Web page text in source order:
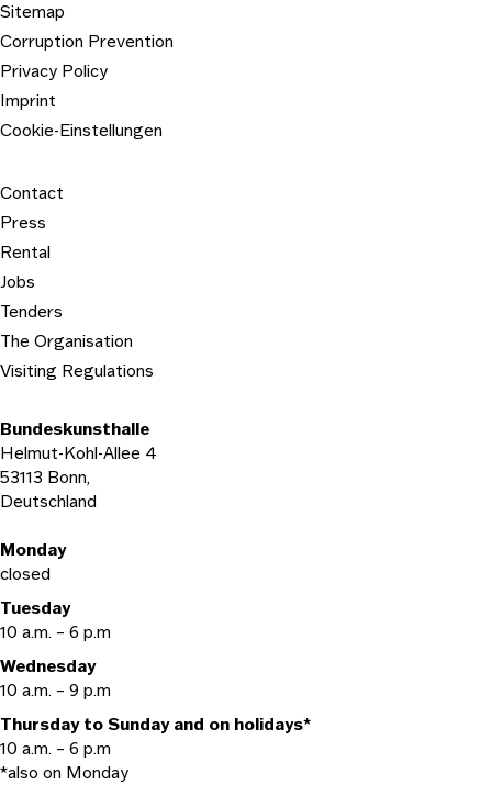
Sitemap
Corruption Prevention
Privacy Policy
Imprint
Cookie-Einstellungen
Contact
Press
Rental
Jobs
Tenders
The Organisation
Visiting Regulations
Bundeskunsthalle
Helmut-Kohl-Allee 4
53113 Bonn,
Deutschland
Opening hours
Monday
closed
Tuesday
10 a.m. – 6 p.m
Wednesday
10 a.m. – 9 p.m
Thursday to Sunday and on holidays*
10 a.m. – 6 p.m
*also on Monday